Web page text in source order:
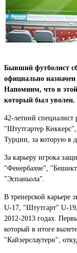
Бывший футболист
официально
Напомним, что в
который был уволен.
42-летний специалист
"Штутгартер
Турции, за которую в
За карьеру игрока
"Фенербахче",
"Эспаньола".
В тренерской карьере
U-17, "Штутгарт" U-
2012-2013 годах.
который в итоге
"Кайзерслаутерн",